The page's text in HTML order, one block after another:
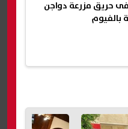
عمال فى حريق مزرعة دواجن
بالفيوم